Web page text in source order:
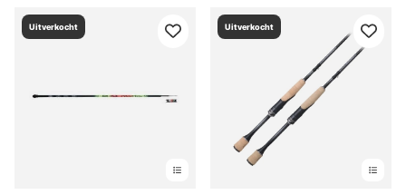
Uitverkocht Uitverkocht